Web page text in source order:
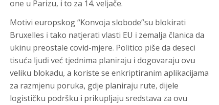
one u Parizu, i to za 14. veljače.
Motivi europskog “Konvoja slobode”su blokirati
Bruxelles i tako natjerati vlasti EU i zemalja članica da
ukinu preostale covid-mjere. Politico piše da deseci
tisuća ljudi već tjednima planiraju i dogovaraju ovu
veliku blokadu, a koriste se enkriptiranim aplikacijama
za razmjenu poruka, gdje planiraju rute, dijele
logističku podršku i prikupljaju sredstava za ovu